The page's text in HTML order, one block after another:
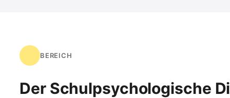
BEREICH
Der Schulpsychologische